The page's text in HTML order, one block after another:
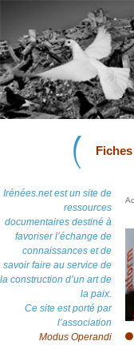
Irénées.net est un site de
ressources
documentaires destiné à
favoriser l’échange de
connaissances et de
savoir faire au service de
la construction d’un art de
la paix.
Ce site est porté par
l’association
Modus Operandi